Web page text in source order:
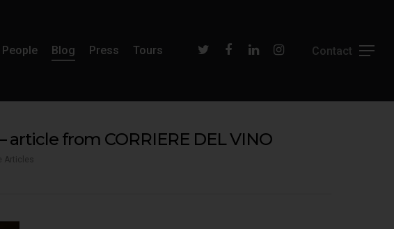
People Blog Press Tours
from CORRIERE DEL VINO
Articles